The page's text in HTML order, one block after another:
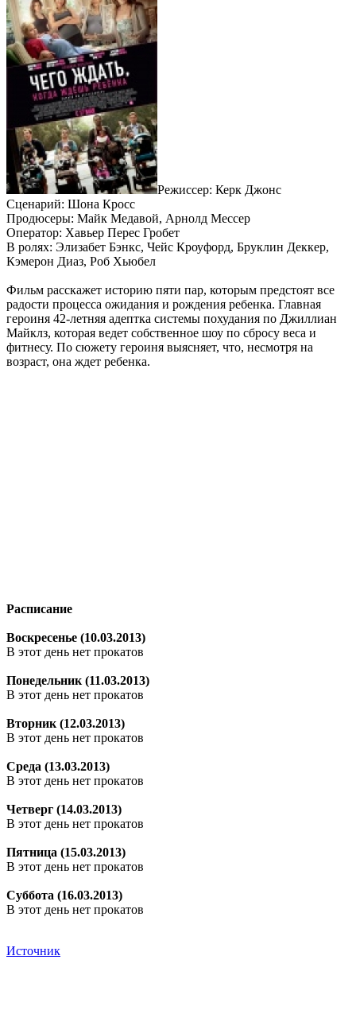
Режиссер: Керк Джонс
Сценарий: Шона Кросс
Продюсеры: Майк Медавой, Арнолд Мессер
Оператор: Хавьер Перес Гробет
В ролях: Элизабет Бэнкс, Чейс Кроуфорд, Бруклин Деккер,
Кэмерон Диаз, Роб Хьюбел
Фильм расскажет историю пяти пар, которым предстоят все
радости процесса ожидания и рождения ребенка. Главная
героиня 42-летняя адептка системы похудания по Джиллиан
Майклз, которая ведет собственное шоу по сбросу веса и
фитнесу. По сюжету героиня выясняет, что, несмотря на
возраст, она ждет ребенка.
Расписание
Воскресенье (10.03.2013)
В этот день нет прокатов
Понедельник (11.03.2013)
В этот день нет прокатов
Вторник (12.03.2013)
В этот день нет прокатов
Среда (13.03.2013)
В этот день нет прокатов
Четверг (14.03.2013)
В этот день нет прокатов
Пятница (15.03.2013)
В этот день нет прокатов
Суббота (16.03.2013)
В этот день нет прокатов
Источник